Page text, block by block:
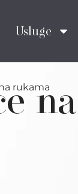
Usluge
na
rukama